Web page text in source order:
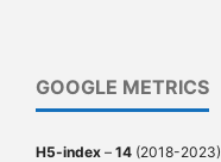
GOOGLE METRICS
H5-index – 14 (2018-2023)